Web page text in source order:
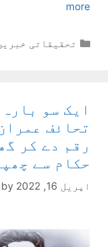
more
Categories
تحقیقاتی
ایک سو
تحائف
رقم دے کر
حکام سے
اپریل 16, 2022 by